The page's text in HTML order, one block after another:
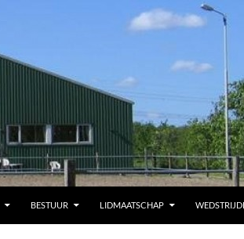
BESTUUR LIDMAATSCHAP